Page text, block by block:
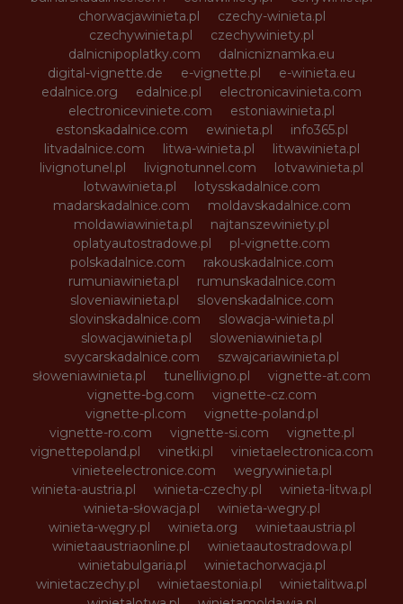
chorwacjawinieta.pl
czechy-winieta.pl
czechywinieta.pl
czechywiniety.pl
dalnicnipoplatky.com
dalnicniznamka.eu
digital-vignette.de
e-vignette.pl
e-winieta.eu
edalnice.org
edalnice.pl
electronicavinieta.com
electroniceviniete.com
estoniawinieta.pl
estonskadalnice.com
ewinieta.pl
info365.pl
litvadalnice.com
litwa-winieta.pl
litwawinieta.pl
livignotunel.pl
livignotunnel.com
lotvawinieta.pl
lotwawinieta.pl
lotysskadalnice.com
madarskadalnice.com
moldavskadalnice.com
moldawiawinieta.pl
najtanszewiniety.pl
oplatyautostradowe.pl
pl-vignette.com
polskadalnice.com
rakouskadalnice.com
rumuniawinieta.pl
rumunskadalnice.com
sloveniawinieta.pl
slovenskadalnice.com
slovinskadalnice.com
slowacja-winieta.pl
slowacjawinieta.pl
sloweniawinieta.pl
svycarskadalnice.com
szwajcariawinieta.pl
słoweniawinieta.pl
tunellivigno.pl
vignette-at.com
vignette-bg.com
vignette-cz.com
vignette-pl.com
vignette-poland.pl
vignette-ro.com
vignette-si.com
vignette.pl
vignettepoland.pl
vinetki.pl
vinietaelectronica.com
vinieteelectronice.com
wegrywinieta.pl
winieta-austria.pl
winieta-czechy.pl
winieta-litwa.pl
winieta-słowacja.pl
winieta-wegry.pl
winieta-węgry.pl
winieta.org
winietaaustria.pl
winietaaustriaonline.pl
winietaautostradowa.pl
winietabulgaria.pl
winietachorwacja.pl
winietaczechy.pl
winietaestonia.pl
winietalitwa.pl